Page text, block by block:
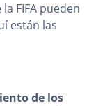
FIFA pueden
están las
de los